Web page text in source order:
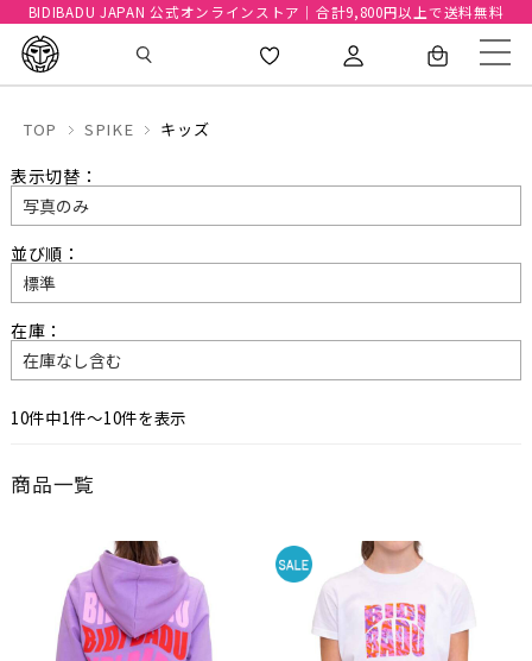
BIDIBADU JAPAN 公式オンラインストア｜合計9,800円以上で送料無料
TOP SPIKE キッズ
表示切替：
並び順：
在庫：
10件中1件〜10件を表示
商品一覧